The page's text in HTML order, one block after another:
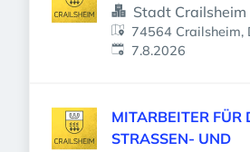
Stadt Crailsheim
74564 Crailsheim,
Veröffentlicht
7.8.2026
MITARBEITER FÜR
STRASSEN- UND